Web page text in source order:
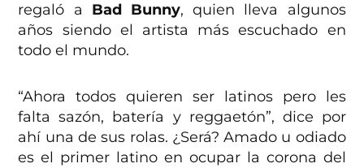
regaló a Bad Bunny, quien lleva algunos
años siendo el artista más escuchado en
todo el mundo.
“Ahora todos quieren ser latinos pero les
falta sazón, batería y reggaetón”, dice por
ahí una de sus rolas. ¿Será? Amado u odiado
es el primer latino en ocupar la corona del